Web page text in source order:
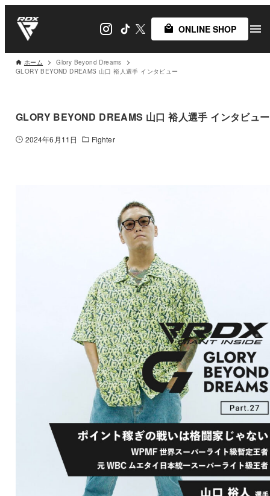
ONLINE SHOP
ホーム
Glory Beyond Dreams
GLORY BEYOND DREAMS 山口 裕人選手 インタビュー
GLORY BEYOND DREAMS 山口 裕人選手 インタビュー
2024年6月11日 Fighter